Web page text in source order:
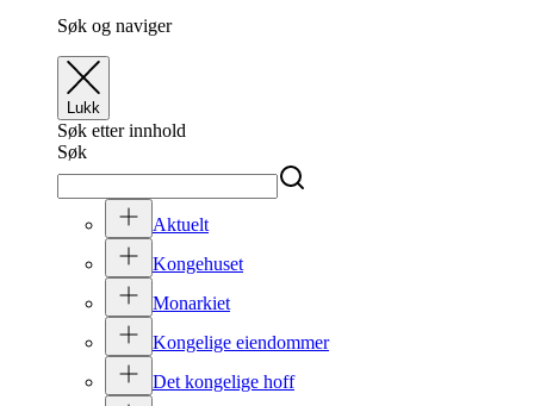
Søk og naviger
Lukk
Søk etter innhold
Søk
Aktuelt
Kongehuset
Monarkiet
Kongelige eiendommer
Det kongelige hoff